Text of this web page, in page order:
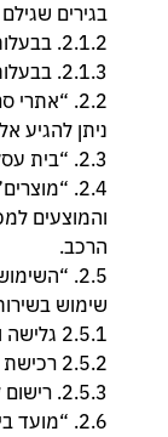
בגירים שגילם
2.1.2. בבעלותו חשבון דואר אלקטרוני פעיל באינטרנט;
2.1.3. בבעלותו כרטיס אשראי תקף.
2.2.
ניתן להגיע
2.3. “בית עסק” – צמיגייה המפעילה אתר סחר.
2.4.
והמוצעים
הרכב.
2.5.
שימוש
2.5.1 גלישה ועיון בתכנים שונים.
2.5.2 רכישת מוצרים.
2.5.3. רישום לרשימת דיוור (“ניוזלטר”).
2.6.